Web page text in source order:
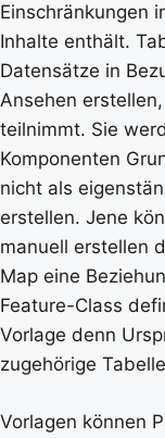
Einschränkungen
Inhalte enthält.
Datensätze in
Ansehen
teilnimmt. Sie
Komponenten
nicht als
erstellen. Jene
manuell erstellen
Map eine
Feature-Class
Vorlage denn
zugehörige
Vorlagen können